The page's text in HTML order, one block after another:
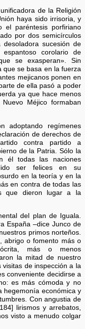
de la Religión
haya sido irrisoria, y
el paréntesis porfiriano
por dos semicírculos
sucesión de
corolario de
se exasperan». Sin
que se basa en la fuerza
mejicanos ponen en
de ella pasó a poder
ya que hace menos
Méjico formaban
adoptando regímenes
de derechos de
contra partido a
de la Patria. Sólo la
él todas las naciones
ser felices en su
en la teoría y en la
en contra de todas las
que dieron lugar a la
del plan de Iguala.
España –dice Junco de
primos norteños.
abrigo o fomento más o
más o menos
la mitad de nuestro
de inspección a la
conveniente decidirse a
es más cómoda y no
hegemonía económica y
Con angustia de
lirismos y arrebatos,
visto a menudo colgar